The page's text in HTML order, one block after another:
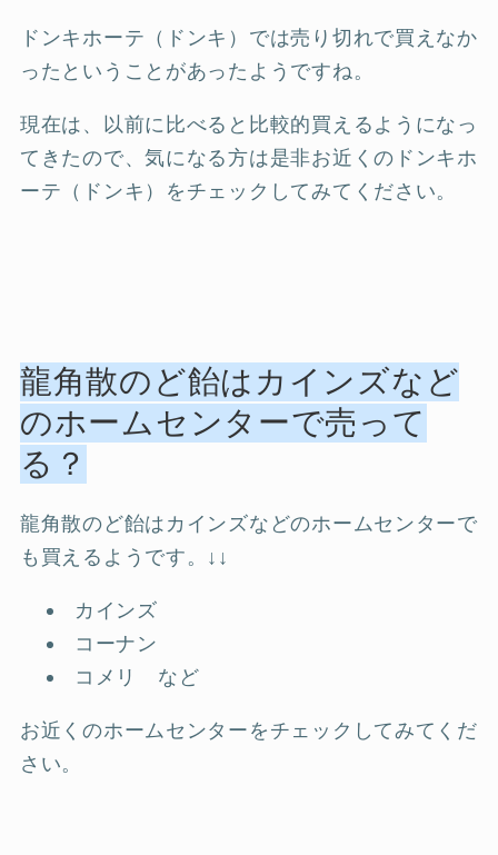
ドンキホーテ（ドンキ）では売り切れで買えなか
ったということがあったようですね。
現在は、以前に比べると比較的買えるようになっ
てきたので、気になる方は是非お近くのドンキホ
ーテ（ドンキ）をチェックしてみてください。
龍角散のど飴はカインズなど
のホームセンターで売って
る？
龍角散のど飴はカインズなどのホームセンターで
も買えるようです。↓↓
カインズ
コーナン
コメリ など
お近くのホームセンターをチェックしてみてくだ
さい。